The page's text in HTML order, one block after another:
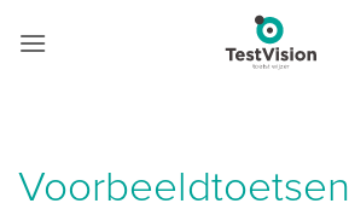
inhoud
Voorbeeldtoetsen